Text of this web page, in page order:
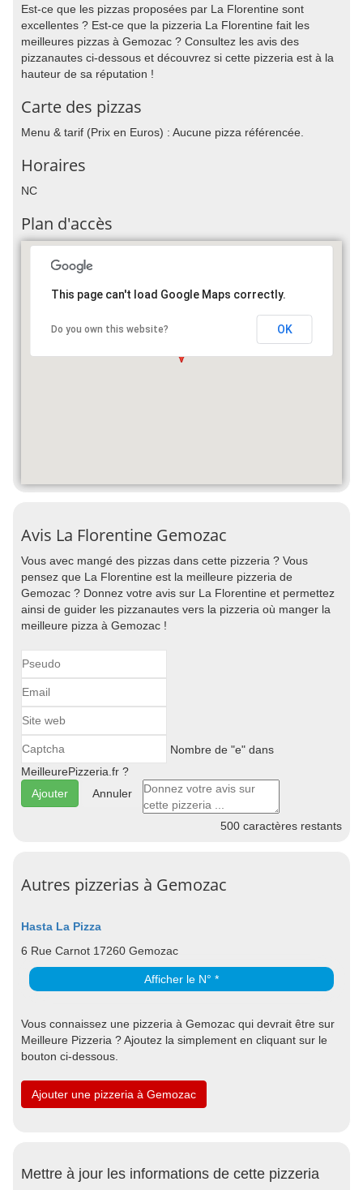
Est-ce que les pizzas proposées par La Florentine sont
excellentes ? Est-ce que la pizzeria La Florentine fait les
meilleures pizzas à Gemozac ? Consultez les avis des
pizzanautes ci-dessous et découvrez si cette pizzeria est à la
hauteur de sa réputation !
Carte des pizzas
Menu & tarif (Prix en Euros) : Aucune pizza référencée.
Horaires
NC
Plan d'accès
This page can't load Google Maps correctly.
Do you own this website? OK
Avis La Florentine Gemozac
Vous avec mangé des pizzas dans cette pizzeria ? Vous
pensez que La Florentine est la meilleure pizzeria de
Gemozac ? Donnez votre avis sur La Florentine et permettez
ainsi de guider les pizzanautes vers la pizzeria où manger la
meilleure pizza à Gemozac !
Nombre de "e" dans
MeilleurePizzeria.fr ?
Annuler
500 caractères restants
Autres pizzerias à Gemozac
Hasta La Pizza
6 Rue Carnot 17260 Gemozac
Afficher le N° *
Vous connaissez une pizzeria à Gemozac qui devrait être sur
Meilleure Pizzeria ? Ajoutez la simplement en cliquant sur le
bouton ci-dessous.
Ajouter une pizzeria à Gemozac
Mettre à jour les informations de cette pizzeria